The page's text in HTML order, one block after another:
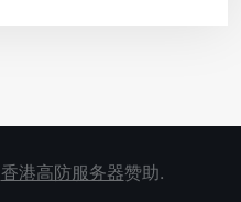
香港高防服务器赞助.